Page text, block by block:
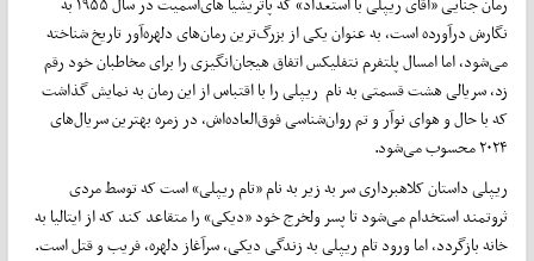
نگارش درآورده است، به عنوان یکی از بزرگ‌ترین رمان‌های دلهره‌آور تاریخ شناخته
می‌شود، اما امسال پلتفرم نتفلیکس اتفاق هیجان‌انگیزی را برای مخاطبان خود رقم
زد، سریالی هشت ‌قسمتی به نام ریپلی را با اقتباس از این رمان به نمایش گذاشت
که با حال و هوای نوآر و تم روان‌شناسی فوق‌العاده‌اش، در زمره بهترین سریال‌های
۲۰۲۴ محسوب می‌شود.
ریپلی داستان کلاهبرداری سر به زیر به نام «تام ریپلی» است که توسط مردی
ثروتمند استخدام می‌شود تا پسر ولخرج خود «دیکی» را متقاعد کند که از ایتالیا به
خانه بازگردد، اما ورود تام ریپلی به زندگی دیکی، سرآغاز دلهره، فریب و قتل است.